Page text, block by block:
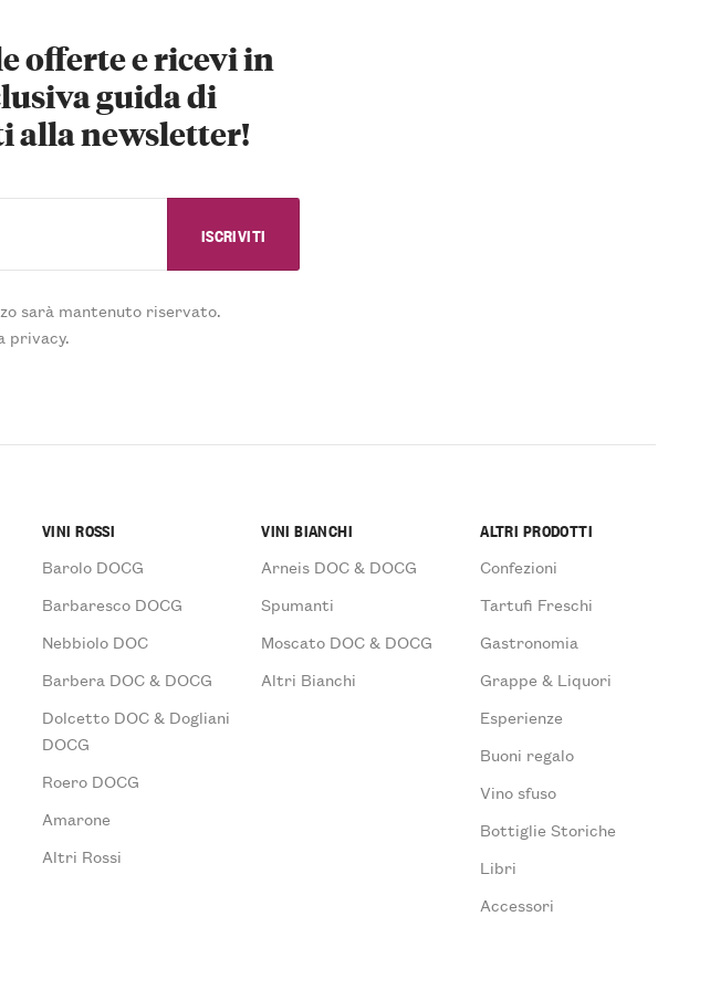
offerte e ricevi in
guida di
alla newsletter!
sarà mantenuto riservato.
privacy.
VINI ROSSI
Barolo DOCG
Barbaresco DOCG
Nebbiolo DOC
Barbera DOC & DOCG
Dolcetto DOC & Dogliani
DOCG
Roero DOCG
Amarone
Altri Rossi
VINI BIANCHI
Arneis DOC & DOCG
Spumanti
Moscato DOC & DOCG
Altri Bianchi
ALTRI PRODOTTI
Confezioni
Tartufi Freschi
Gastronomia
Grappe & Liquori
Esperienze
Buoni regalo
Vino sfuso
Bottiglie Storiche
Libri
Accessori